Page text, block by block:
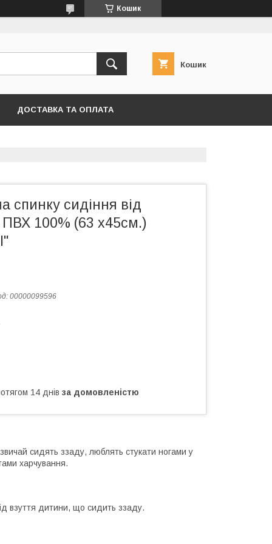
Кошик
Кошик
ДОСТАВКА ТА ОПЛАТА
спинку сидіння від
100% (63 х45см.)
00000099596
14 днів за домовленістю
сидять ззаду, люблять стукати ногами у
харчування.
взуття дитини, що сидить ззаду.